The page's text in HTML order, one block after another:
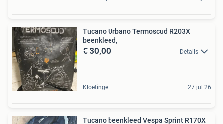
Tucano Urbano Termoscud R203X
beenkleed,
€ 30,00 Details
Kloetinge 27 jul 26
Tucano beenkleed Vespa Sprint R170X